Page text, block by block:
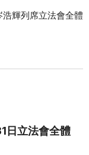
輝列席立法會全體
日立法會全體